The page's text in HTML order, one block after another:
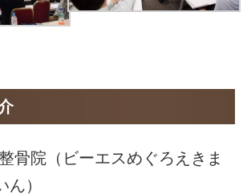
骨院（ビーエスめぐろえきま
ん）